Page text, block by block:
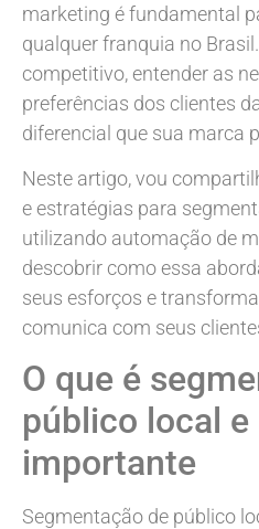
marketing é fundamental
qualquer franquia no
competitivo, entender as
preferências dos clientes
diferencial que sua marca
Neste artigo, vou
e estratégias para
utilizando automação de
descobrir como essa
seus esforços e
comunica com seus
O que é
público local e
importante
Segmentação de público